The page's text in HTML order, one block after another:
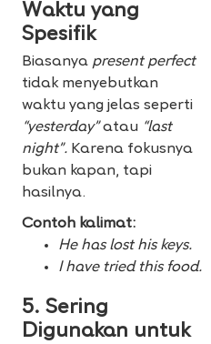
Waktu yang
Spesifik
Biasanya present perfect
tidak menyebutkan
waktu yang jelas seperti
“yesterday”atau “last
night”. Karena fokusnya
bukan kapan, tapi
hasilnya.
Contoh kalimat:
He has lost his keys.
I have tried this food.
5. Sering
Digunakan untuk